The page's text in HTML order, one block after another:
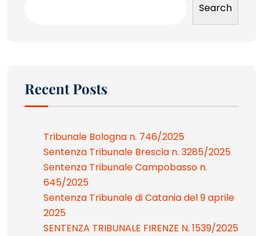
Search
Recent Posts
Tribunale Bologna n. 746/2025
Sentenza Tribunale Brescia n. 3285/2025
Sentenza Tribunale Campobasso n.
645/2025
Sentenza Tribunale di Catania del 9 aprile
2025
SENTENZA TRIBUNALE FIRENZE N. 1539/2025